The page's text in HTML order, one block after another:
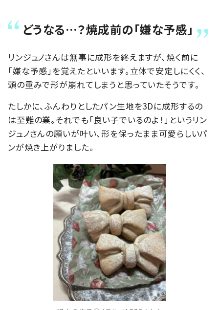
どうなる…？焼成前の「嫌な予感」
リンジュノさんは無事に成形を終えますが、焼く前に
「嫌な予感」を覚えたといいます。立体で安定しにくく、
頭の重みで形が崩れてしまうと思っていたそうです。
たしかに、ふんわりとしたパン生地を3Dに成形するの
は至難の業。それでも「良い子でいるのよ！」というリン
ジュノさんの願いが叶い、形を保ったまま可愛らしいパ
ンが焼き上がりました。